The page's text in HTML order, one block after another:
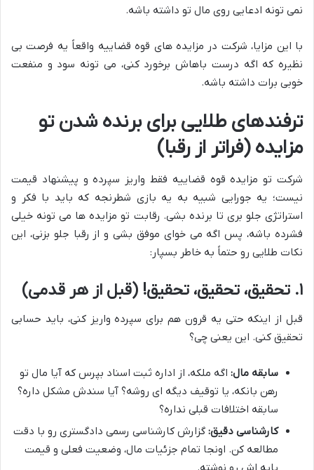
نمی تونه ادعایی روی مال تو داشته باشه.
با این مزایا، شرکت در مزایده های قوه قضاییه واقعاً یه فرصت بی
نظیره که اگه درست باهاش برخورد کنی، می تونه سود و منفعت
خوبی برات داشته باشه.
ترفندهای طلایی برای برنده شدن تو
مزایده (فراتر از رقبا)
شرکت تو مزایده قوه قضاییه فقط واریز سپرده و پیشنهاد قیمت
نیست؛ یه جورایی شبیه به یه بازی شطرنجه که باید با فکر و
استراتژی جلو بری تا برنده بشی. رقابت تو مزایده ها می تونه خیلی
فشرده باشه، پس اگه می خوای موفق بشی و از رقبا جلو بزنی، این
نکات طلایی رو حتماً به خاطر بسپار:
۱. تحقیق، تحقیق، تحقیق! (قبل از هر قدمی)
قبل از اینکه حتی یه قرون هم برای سپرده واریز کنی، باید حسابی
تحقیق کنی. این یعنی چی؟
سابقه مال: اگه ملکه، از اداره ثبت اسناد بپرس که آیا مال تو
رهن بانکه، یا توقیف دیگه ای روشه؟ آیا سندش مشکل داره؟
سابقه اختلافات قبلی نداره؟
کارشناسی دقیق: گزارش کارشناسی رسمی دادگستری رو با دقت
مطالعه کن. اونجا تمام جزئیات مال، وضعیت فعلی و قیمت